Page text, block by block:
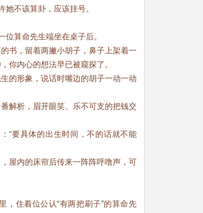
她不该算卦，应该挂号。
位算命先生端坐在桌子后。
书，留着两撇小胡子，鼻子上架着一
你内心的想法早已被窥探了。
的形象，说话时嘴边的胡子一动一动
解析，眉开眼笑、乐不可支的把钱交
“要具体的出生时间，不的话就不能
屋内的床帘后传来一阵阵呼噜声，可
，住着位公认“有两把刷子”的算命先